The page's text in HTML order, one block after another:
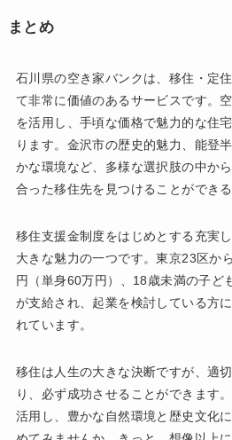
まとめ
石川県の空き家バンクは、移住・定
て非常に価値のあるサービスです。
を活用し、手頃な価格で魅力的な住
ります。金沢市の歴史的魅力、能登
かな環境など、多様な選択肢の中か
合った移住先を見つけることができる
移住支援金制度をはじめとする充実
大きな魅力の一つです。東京23区か
円（単身60万円）、18歳未満の子ど
が支給され、起業を検討している方
れています。
移住は人生の大きな決断ですが、適
り、必ず成功させることができます
活用し、豊かな自然環境と歴史文化